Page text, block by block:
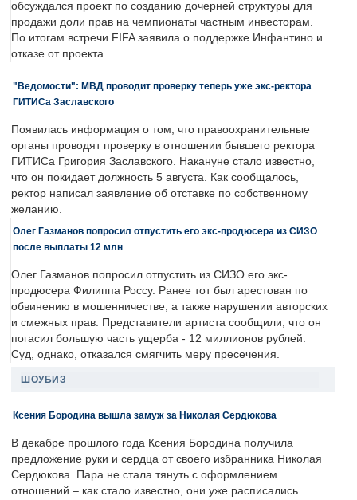
обсуждался проект по созданию дочерней структуры для
продажи доли прав на чемпионаты частным инвесторам.
По итогам встречи FIFA заявила о поддержке Инфантино и
отказе от проекта.
"Ведомости": МВД проводит проверку теперь уже экс-ректора
ГИТИСа Заславского
Появилась информация о том, что правоохранительные
органы проводят проверку в отношении бывшего ректора
ГИТИСа Григория Заславского. Накануне стало известно,
что он покидает должность 5 августа. Как сообщалось,
ректор написал заявление об отставке по собственному
желанию.
Олег Газманов попросил отпустить его экс-продюсера из СИЗО
после выплаты 12 млн
Олег Газманов попросил отпустить из СИЗО его экс-
продюсера Филиппа Россу. Ранее тот был арестован по
обвинению в мошенничестве, а также нарушении авторских
и смежных прав. Представители артиста сообщили, что он
погасил большую часть ущерба - 12 миллионов рублей.
Суд, однако, отказался смягчить меру пресечения.
ШОУБИЗ
Ксения Бородина вышла замуж за Николая Сердюкова
В декабре прошлого года Ксения Бородина получила
предложение руки и сердца от своего избранника Николая
Сердюкова. Пара не стала тянуть с оформлением
отношений – как стало известно, они уже расписались.